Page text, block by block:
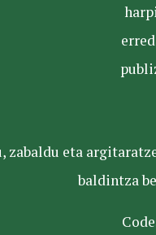
eta
baldintza